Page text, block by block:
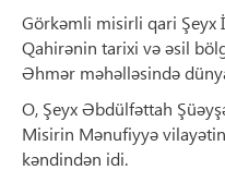
Görkəmli misirli qari Şeyx
Qahirənin tarixi və əsil
Əhmər məhəlləsində
O, Şeyx Əbdülfəttah
Misirin Mənufiyyə
kəndindən idi.